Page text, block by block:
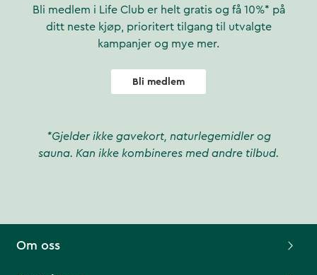
Bli medlem i Life Club er helt gratis og få 10%* på
ditt neste kjøp, prioritert tilgang til utvalgte
kampanjer og mye mer.
Bli medlem
*Gjelder ikke gavekort, naturlegemidler og
sauna. Kan ikke kombineres med andre tilbud.
Om oss